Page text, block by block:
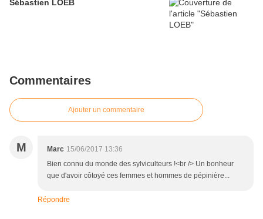
Sébastien LOEB
Commentaires
Ajouter un commentaire
M Marc 15/06/2017 13:36
Bien connu du monde des sylviculteurs !<br /> Un bonheur
que d'avoir côtoyé ces femmes et hommes de pépinière...
Répondre